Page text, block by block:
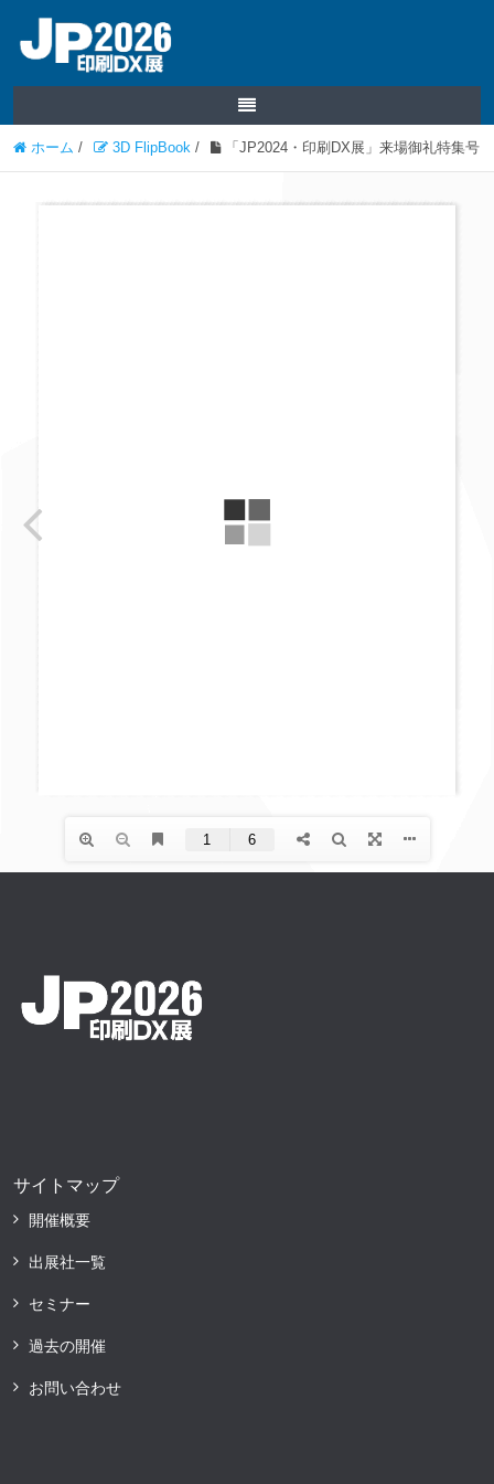
ホーム / 3D FlipBook / 「JP2024・印刷DX展」来場御礼特集号
サイトマップ
開催概要
出展社一覧
セミナー
過去の開催
お問い合わせ